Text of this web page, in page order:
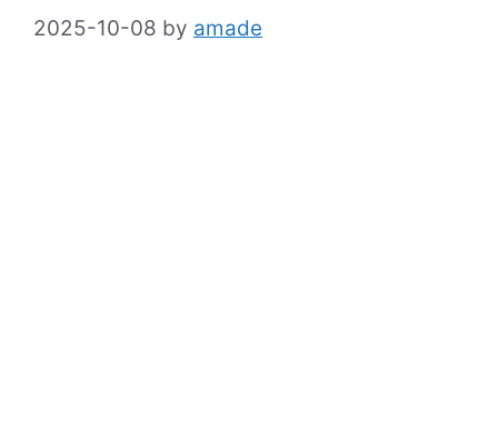
2025-10-08 by amade